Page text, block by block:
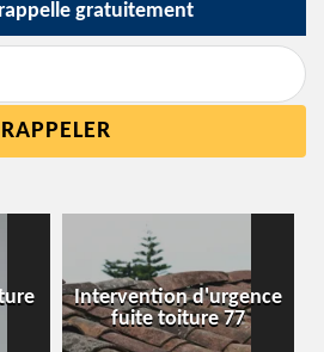
gratuitement
Intervention d'urgence
fuite toiture 77